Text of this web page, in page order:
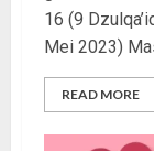
16 (9
Mei 2023)
READ MORE